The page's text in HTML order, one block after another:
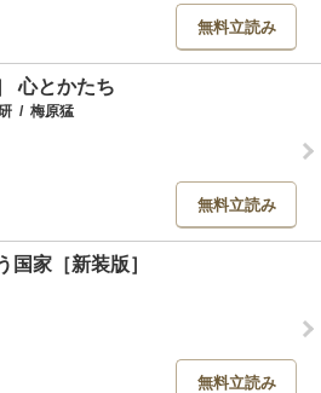
無料立読み
心とかたち
/ 梅原猛
無料立読み
国家［新装版］
無料立読み